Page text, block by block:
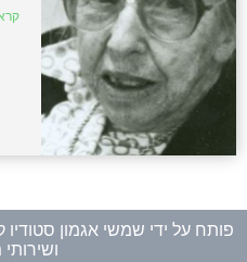
פותח על ידי שמשי אגמון סטודיו